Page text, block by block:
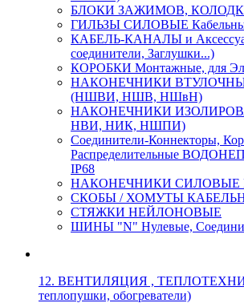
БЛОКИ ЗАЖИМОВ,
ГИЛЬЗЫ СИЛОВЫЕ
КАБЕЛЬ-КАНАЛЫ и
соединители, Заглушки...)
КОРОБКИ Монтажные, для
НАКОНЕЧНИКИ
(НШВИ, НШВ, НШвН)
НАКОНЕЧНИКИ
НВИ, НИК, НШПИ)
Соединители-Коннекторы,
Распределительные
IP68
НАКОНЕЧНИКИ СИЛОВЫЕ
СКОБЫ / ХОМУТЫ
СТЯЖКИ НЕЙЛОНОВЫЕ
ШИНЫ "N" Нулевые,
12. ВЕНТИЛЯЦИЯ ,
теплопушки, обогреватели)